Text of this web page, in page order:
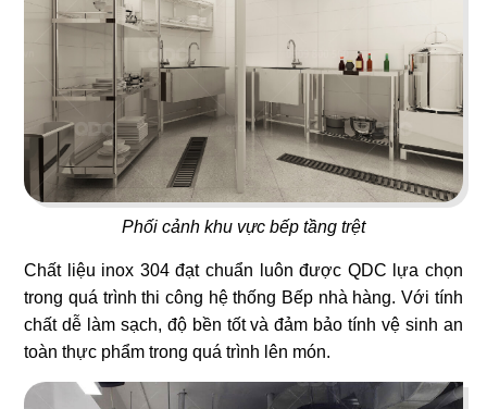
Phối cảnh khu vực bếp tầng trệt
Chất liệu inox 304 đạt chuẩn luôn được QDC lựa chọn
trong quá trình thi công hệ thống Bếp nhà hàng. Với tính
chất dễ làm sạch, độ bền tốt và đảm bảo tính vệ sinh an
toàn thực phẩm trong quá trình lên món.
43
LUTEA
Cafe - Trà sữa
UPTOWN BAR
Bar
THE LOVER
Nhà hàng Việt
46
PASTA PARADISE
Nhà hàng Ý